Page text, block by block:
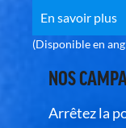
En savoir plus
(Disponible en
NOS
Arrêtez la